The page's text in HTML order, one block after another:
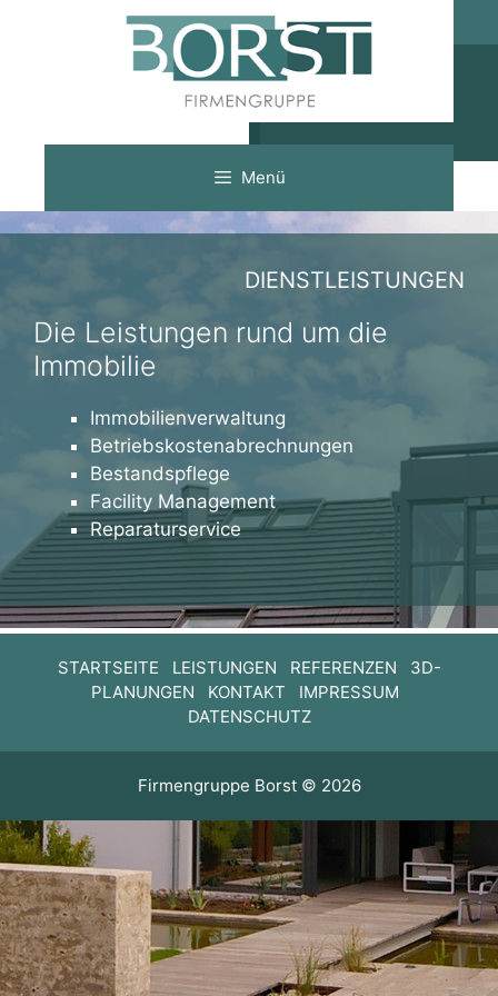
Menü
DIENSTLEISTUNGEN
Die Leistungen rund um die
Immobilie
Immobilienverwaltung
Betriebskostenabrechnungen
Bestandspflege
Facility Management
Reparaturservice
STARTSEITE LEISTUNGEN REFERENZEN
3D-
PLANUNGEN
KONTAKT
IMPRESSUM
DATENSCHUTZ
Firmengruppe Borst © 2026